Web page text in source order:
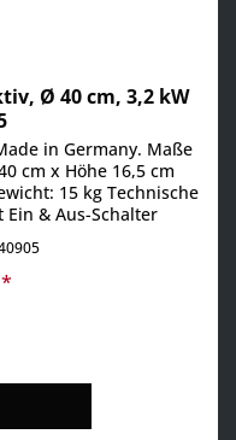
Ø 40 cm, 3,2 kW
in Germany. Maße
cm x Höhe 16,5 cm
15 kg Technische
Ein & Aus-Schalter
/ 3,2 kW 1 Phase / 50